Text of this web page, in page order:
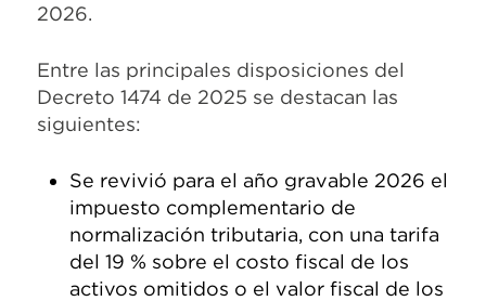
2026.
Entre las principales disposiciones del
Decreto 1474 de 2025 se destacan las
siguientes:
Se revivió para el año gravable 2026 el
impuesto complementario de
normalización tributaria, con una tarifa
del 19 % sobre el costo fiscal de los
activos omitidos o el valor fiscal de los